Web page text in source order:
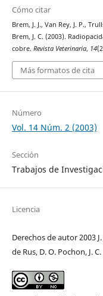
Cómo citar
Brem, J. J., Van Rey, J. P.,
Brem, J. C. (2003).
cobre. Revista Veterinaria, 14
Más formatos de cita
Número
Vol. 14 Núm. 2 (2003)
Sección
Trabajos de
Licencia
Derechos de autor 2003 J.
de Rus, D. O. Pochon, J.